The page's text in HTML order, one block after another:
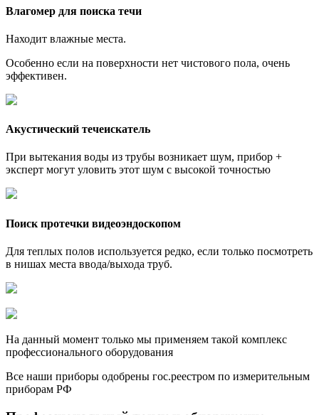
Влагомер для поиска течи
Находит влажные места.
Особенно если на поверхности нет чистового пола, очень
эффективен.
Акустический течеискатель
При вытекания воды из трубы возникает шум, прибор +
эксперт могут уловить этот шум с высокой точностью
Поиск протечки видеоэндоскопом
Для теплых полов используется редко, если только посмотреть
в нишах места ввода/выхода труб.
На данный момент только мы применяем такой комплекс
профессионального оборудования
Все наши приборы одобрены гос.реестром по измерительным
приборам РФ